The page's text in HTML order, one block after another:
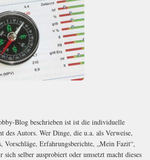
Blog beschrieben ist ist die individuelle
des Autors. Wer Dinge, die u.a. als Verweise,
Vorschläge, Erfahrungsberichte, „Mein Fazit“,
sich selber ausprobiert oder umsetzt macht dieses